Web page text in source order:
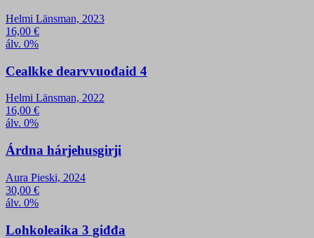
Helmi Länsman, 2023
16,00 €
álv. 0%
Cealkke dearvvuođaid 4
Helmi Länsman, 2022
16,00 €
álv. 0%
Árdna hárjehusgirji
Aura Pieski, 2024
30,00 €
álv. 0%
Lohkoleaika 3 giđđa